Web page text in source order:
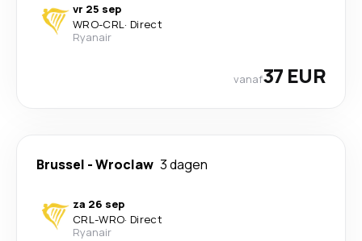
vr 25 sep
WRO-CRL· Direct
Ryanair
vanaf37 EUR
Brussel -Wroclaw 3 dagen
za 26 sep
CRL-WRO· Direct
Ryanair